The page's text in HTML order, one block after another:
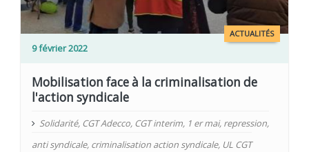
ACTUALITÉS
9 février 2022
Mobilisation face à la criminalisation de
l'action syndicale
Solidarité, CGT Adecco, CGT interim, 1 er mai, repression,
anti syndicale, criminalisation action syndicale, UL CGT